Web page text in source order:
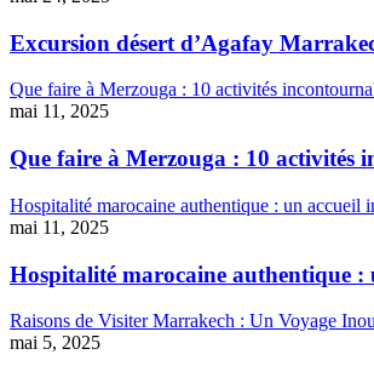
Excursion désert d’Agafay
Que faire à Merzouga : 10 activités
mai 11, 2025
Que faire à Merzouga : 10 activités
Hospitalité marocaine authentique : un accueil
mai 11, 2025
Hospitalité marocaine authentique :
Raisons de Visiter Marrakech : Un Voyage
mai 5, 2025